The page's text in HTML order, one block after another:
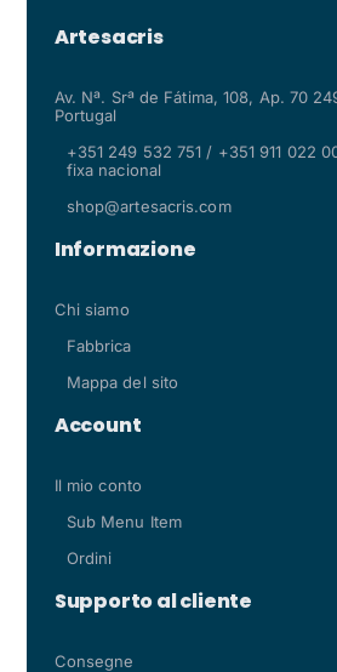
Artesacris
Av. Nª. Srª de Fátima, 108, Ap. 70
Portugal
+351 249 532 751 / +351 911 022
fixa nacional
shop@artesacris.com
Informazione
Chi siamo
Fabbrica
Mappa del sito
Account
Il mio conto
Sub Menu Item
Ordini
Supporto al cliente
Consegne